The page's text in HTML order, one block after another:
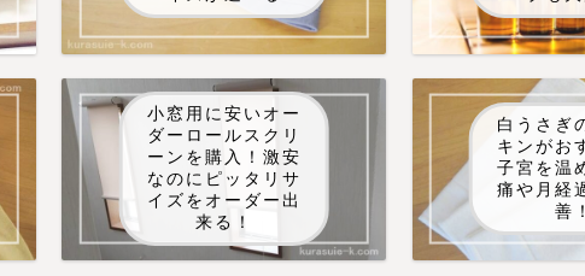
小窓用に安いオー
ダーロールスクリ
ーンを購入！激安
なのにピッタリサ
イズをオーダー出
来る！
白うさぎ
キンがお
子宮を温
痛や月経
善！